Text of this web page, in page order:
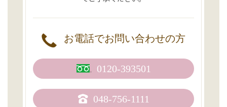
お電話でお問い合わせの方
0120-393501
048-756-1111